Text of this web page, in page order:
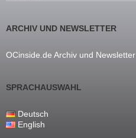
ARCHIV UND NEWSLETTER
OCinside.de Archiv und Newsletter
SPRACHAUSWAHL
Deutsch
English